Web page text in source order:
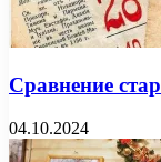
Сравнение
04.10.2024